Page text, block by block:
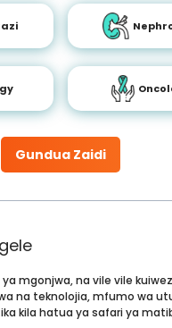
Gundua Zaidi
mgonjwa, na vile vile
na teknolojia, mfumo wa
kila hatua ya safari ya